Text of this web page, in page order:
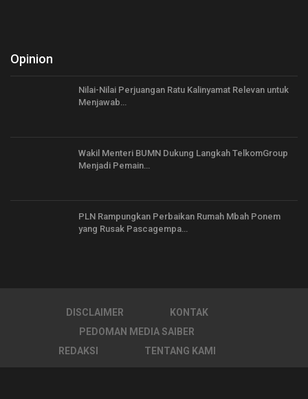
Opinion
Nilai-Nilai Perjuangan Ratu Kalinyamat Relevan untuk
Menjawab…
Wakil Menteri BUMN Dukung Langkah TelkomGroup
Menjadi Pemain…
PLN Rampungkan Perbaikan Rumah Mbah Ponem
yang Rusak Pascagempa…
DISCLAIMER
KONTAK
PEDOMAN MEDIA SAIBER
REDAKSI
TENTANG KAMI